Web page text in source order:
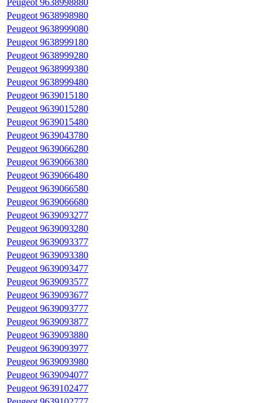
Peugeot 9638998880
Peugeot 9638998980
Peugeot 9638999080
Peugeot 9638999180
Peugeot 9638999280
Peugeot 9638999380
Peugeot 9638999480
Peugeot 9639015180
Peugeot 9639015280
Peugeot 9639015480
Peugeot 9639043780
Peugeot 9639066280
Peugeot 9639066380
Peugeot 9639066480
Peugeot 9639066580
Peugeot 9639066680
Peugeot 9639093277
Peugeot 9639093280
Peugeot 9639093377
Peugeot 9639093380
Peugeot 9639093477
Peugeot 9639093577
Peugeot 9639093677
Peugeot 9639093777
Peugeot 9639093877
Peugeot 9639093880
Peugeot 9639093977
Peugeot 9639093980
Peugeot 9639094077
Peugeot 9639102477